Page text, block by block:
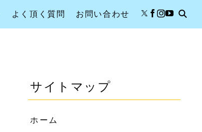
よく頂く質問 お問い合わせ
サイトマップ
ホーム